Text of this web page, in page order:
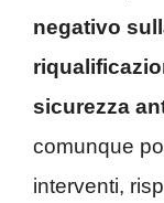
negativo
sicurezza
comunque
interventi,